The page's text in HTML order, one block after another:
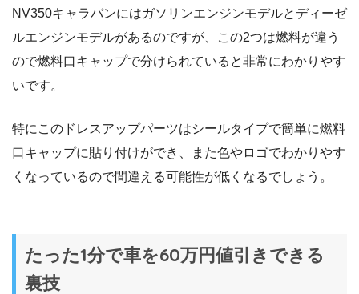
NV350キャラバンにはガソリンエンジンモデルとディーゼ
ルエンジンモデルがあるのですが、この2つは燃料が違う
ので燃料口キャップで分けられていると非常にわかりやす
いです。
特にこのドレスアップパーツはシールタイプで簡単に燃料
口キャップに貼り付けができ、また色やロゴでわかりやす
くなっているので間違える可能性が低くなるでしょう。
たった1分で車を60万円値引きできる
裏技